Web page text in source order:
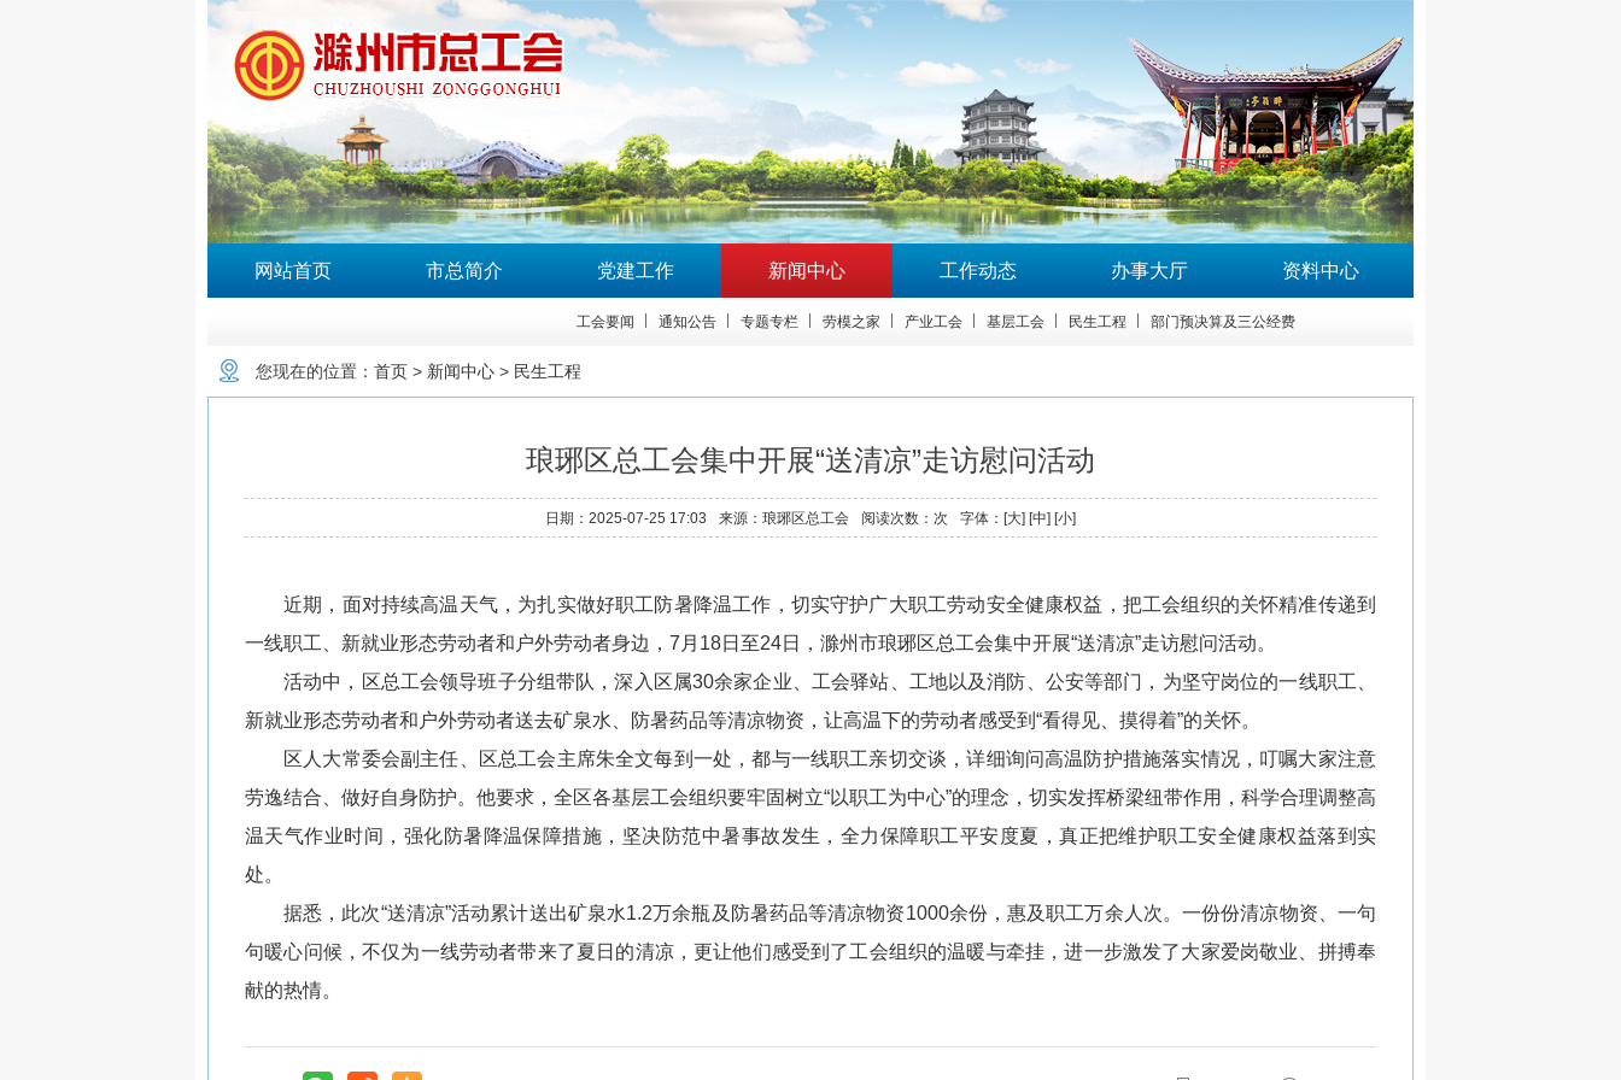
网站首页 市总简介 党建工作 新闻中心 工作动态 办事大厅 资料中心
工会要闻 通知公告 专题专栏 劳模之家 产业工会 基层工会 民生工程 部门预决算及三公经费
您现在的位置： 首页 > 新闻中心 > 民生工程
琅琊区总工会集中开展“送清凉”走访慰问活动
日期： 2025-07-25 17:03 来源： 琅琊区总工会 阅读次数： 次 字体：[大] [中] [小]
近期，面对持续高温天气，为扎实做好职工防暑降温工作，切实守护广大职工劳动安全健康权益，把工会组织的关怀精准传递到
一线职工、新就业形态劳动者和户外劳动者身边，7月18日至24日，滁州市琅琊区总工会集中开展“送清凉”走访慰问活动。
活动中，区总工会领导班子分组带队，深入区属30余家企业、工会驿站、工地以及消防、公安等部门，为坚守岗位的一线职工、
新就业形态劳动者和户外劳动者送去矿泉水、防暑药品等清凉物资，让高温下的劳动者感受到“看得见、摸得着”的关怀。
区人大常委会副主任、区总工会主席朱全文每到一处，都与一线职工亲切交谈，详细询问高温防护措施落实情况，叮嘱大家注意
劳逸结合、做好自身防护。他要求，全区各基层工会组织要牢固树立“以职工为中心”的理念，切实发挥桥梁纽带作用，科学合理调整高
温天气作业时间，强化防暑降温保障措施，坚决防范中暑事故发生，全力保障职工平安度夏，真正把维护职工安全健康权益落到实
处。
据悉，此次“送清凉”活动累计送出矿泉水1.2万余瓶及防暑药品等清凉物资1000余份，惠及职工万余人次。一份份清凉物资、一句
句暖心问候，不仅为一线劳动者带来了夏日的清凉，更让他们感受到了工会组织的温暖与牵挂，进一步激发了大家爱岗敬业、拼搏奉
献的热情。